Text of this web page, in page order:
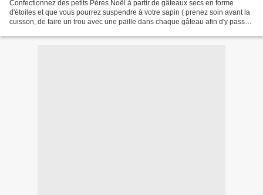
Confectionnez des petits Pères Noël à partir de gâteaux secs en forme
d'étoiles et que vous pourrez suspendre à votre sapin ( prenez soin avant la
cuisson, de faire un trou avec une paille dans chaque gâteau afin d'y passer